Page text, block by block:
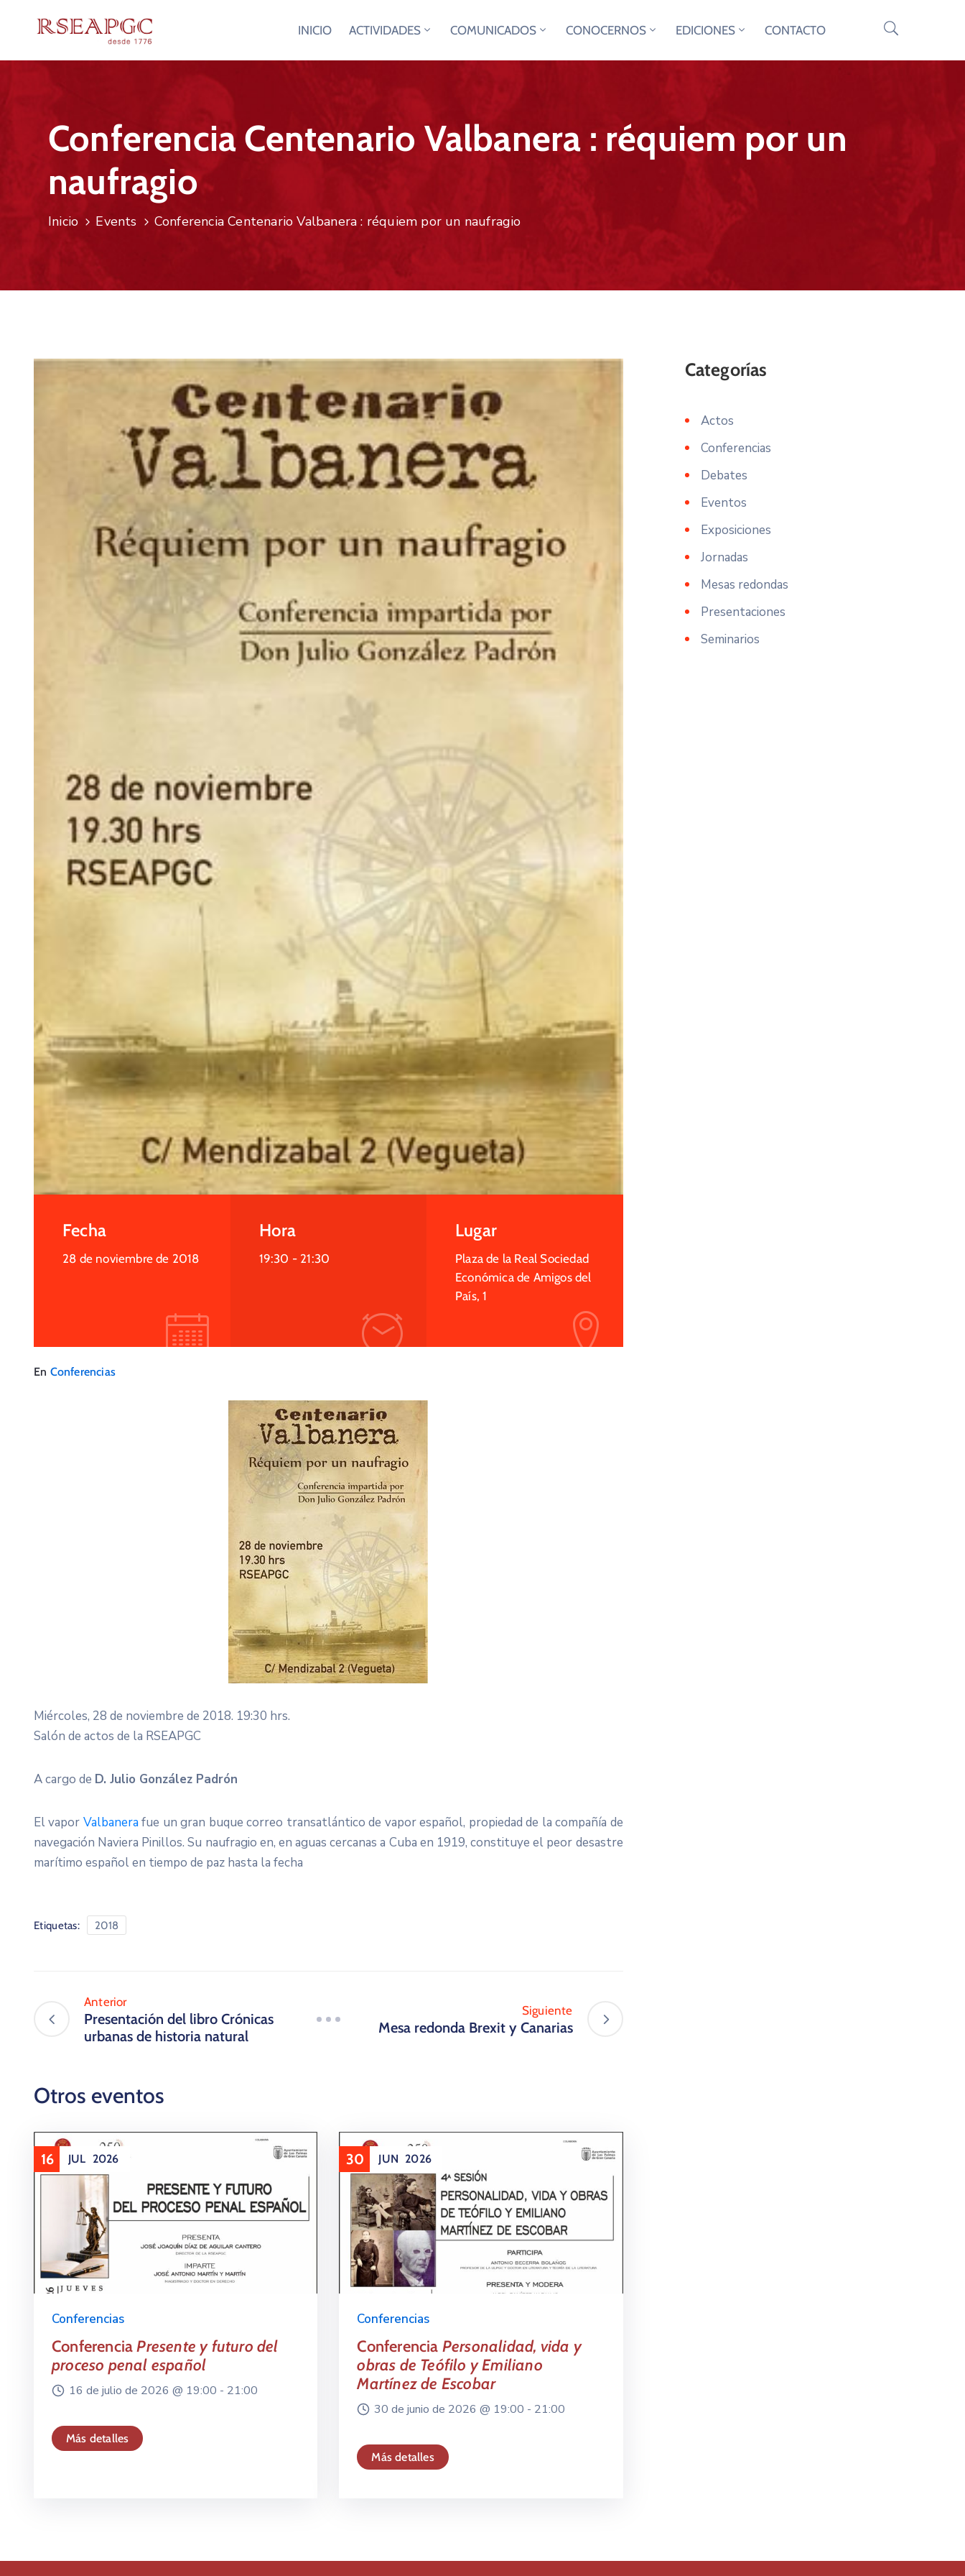
INICIO ACTIVIDADES COMUNICADOS CONOCERNOS EDICIONES CONTACTO
Conferencia Centenario Valbanera : réquiem por un
naufragio
Inicio Events Conferencia Centenario Valbanera : réquiem por un naufragio
Fecha
28 de noviembre de 2018
Hora
19:30 - 21:30
Lugar
Plaza de la Real Sociedad
Económica de Amigos del
País, 1
En Conferencias
Miércoles, 28 de noviembre de 2018. 19:30 hrs.
Salón de actos de la RSEAPGC
A cargo de D. Julio González Padrón
El vapor Valbanerafue un gran buque correo transatlántico de vapor español, propiedad de la compañía de
navegación Naviera Pinillos. Su naufragio en, en aguas cercanas a Cuba en 1919, constituye el peor desastre
marítimo español en tiempo de paz hasta la fecha
Etiquetas: 2018
Anterior
Presentación del libro Crónicas
urbanas de historia natural
Siguiente
Mesa redonda Brexit y Canarias
Otros eventos
16 JUL 2026
Conferencias
ConferenciaPresente y futuro del
proceso penal español
16 de julio de 2026 @ 19:00 - 21:00
Más detalles
30 JUN 2026
Conferencias
Conferencia Personalidad, vida y
obras de Teófilo y Emiliano
Martínez de Escobar
30 de junio de 2026 @ 19:00 - 21:00
Más detalles
Actos
Conferencias
Debates
Eventos
Exposiciones
Jornadas
Mesas redondas
Presentaciones
Seminarios